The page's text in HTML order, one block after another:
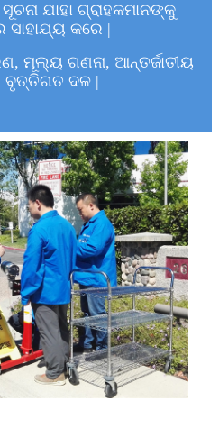
ଯାହା ଗ୍ରାହକମାନଙ୍କୁ
ସାହାଯ୍ୟ କରେ |
ମୂଲ୍ୟ ଗଣନା, ଆନ୍ତର୍ଜାତୀୟ
ବୃତ୍ତିଗତ ଦଳ |